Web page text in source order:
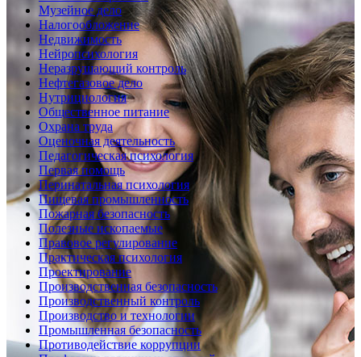
Музейное дело
Налогообложение
Недвижимость
Нейропсихология
Неразрушающий контроль
Нефтегазовое дело
Нутрициология
Общественное питание
Охрана труда
Оценочная деятельность
Педагогическая психология
Первая помощь
Перинатальная психология
Пищевая промышленность
Пожарная безопасность
Полезные ископаемые
Правовое регулирование
Практическая психология
Проектирование
Производственная безопасность
Производственный контроль
Производство и технологии
Промышленная безопасность
Противодействие коррупции